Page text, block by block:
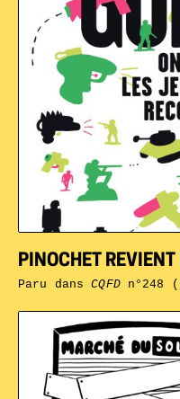
PINOCHET
Paru dansCQFDn°248